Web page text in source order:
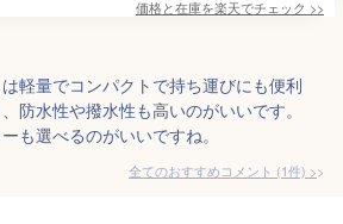
価格と在庫を楽天でチェック >>
軽量でコンパクトで持ち運びにも便利
防水性や撥水性も高いのがいいです。
も選べるのがいいですね。
全てのおすすめコメント (1件) >